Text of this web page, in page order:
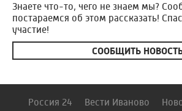
Знаете что-то, чего не знаем мы?
постараемся об этом рассказать!
участие!
СООБЩИТЬ
Россия 24 Вести Иваново